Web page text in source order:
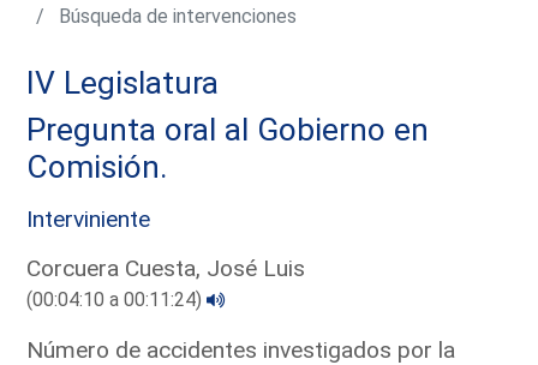
Búsqueda de intervenciones
IV Legislatura
Pregunta oral al Gobierno en
Comisión.
Interviniente
Corcuera Cuesta, José Luis
(00:04:10 a 00:11:24)
Número de accidentes investigados por la